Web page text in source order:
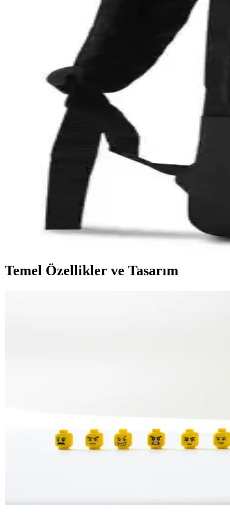
İki farklı notebook standı olan Actto Çok Kademeli ve S-
Classone BP-SV100 ve Ksburda Siyah
İki farklı notebook çantasını tasarım, dayanıklılık ve
Samsonite Qibyte 17.3 inç Mavi Notebook
Samsonite Qibyte 17.3 inç mavi notebook çantası,
Morca Omuz Askılı Notebook Çanta: Şık
Morca'nın şık ve dayanıklı poliüretan deri notebook
Classone PR-R300Y ve Mila PR-EK100
İki farklı 15.6 inç notebook çantasını karşılaştırıyoruz.
Ksburda ve Classone Mila Siyah Notebook
Bu makalede, Ksburda ve Classone Mila serisi siyah
Temel Özellikler ve Tasarım